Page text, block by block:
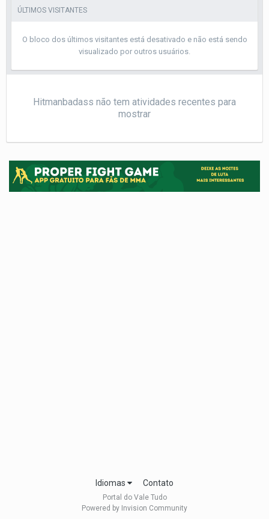
ÚLTIMOS VISITANTES
O bloco dos últimos visitantes está desativado e não está sendo
visualizado por outros usuários.
Hitmanbadass não tem atividades recentes para
mostrar
Idiomas Contato
Portal do Vale Tudo
Powered by Invision Community